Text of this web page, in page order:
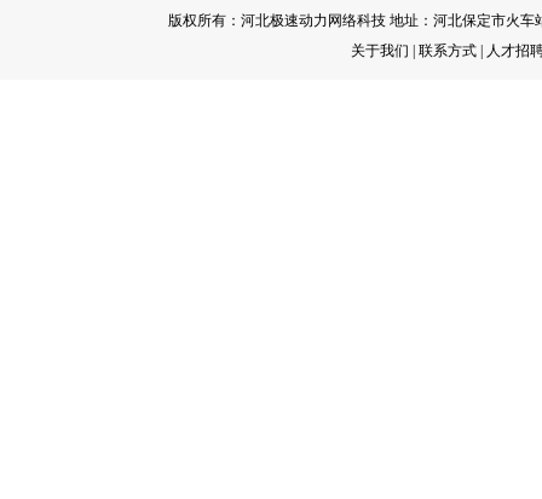
版权所有：河北极速动力网络科技 地址：河北保定市火
关于我们
联系方式 人才招